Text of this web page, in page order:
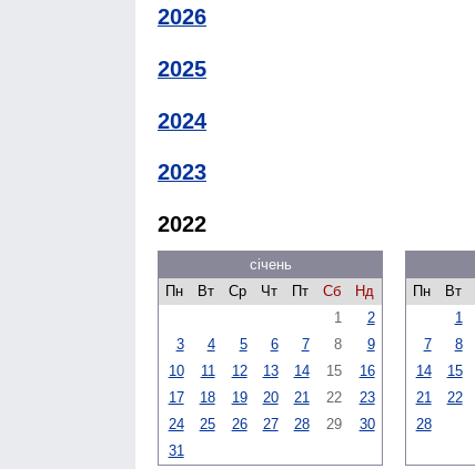
2026
2025
2024
2023
2022
січень
Пн
Вт Ср Чт Пт Сб
Нд
1
2
3
4 5 6 7 8
9
10
11 12 13 14 15
16
17
18 19 20 21 22
23
24
25 26 27 28 29
30
31
Пн
Вт
1
7
8
14
15
21
22
28